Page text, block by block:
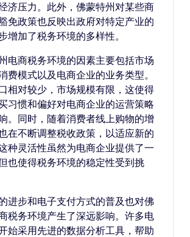
济压力。此外，佛蒙特州对某些商
免政策也反映出政府对特定产业的
增加了税务环境的多样性。
电商税务环境的因素主要包括市场
费模式以及电商企业的业务类型。
相对较少，市场规模有限，这使得
习惯和偏好对电商企业的运营策略
。同时，随着消费者线上购物的增
在不断调整税收政策，以适应新的
种灵活性虽然为电商企业提供了一
也使得税务环境的稳定性受到挑
进步和电子支付方式的普及也对佛
税务环境产生了深远影响。许多电
始采用先进的数据分析工具，帮助